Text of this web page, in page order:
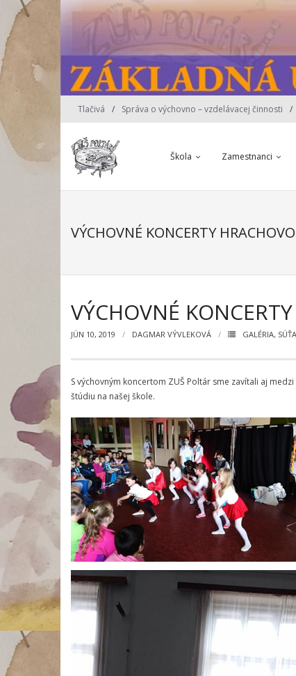
Tlačivá Správa o výchovno – vzdelávacej činnosti
Škola Zamestnanci
VÝCHOVNÉ KONCERTY
VÝCHOVNÉ
JÚN 10, 2019 DAGMAR VÝVLEKOVÁ GALÉRIA,
S výchovným koncertom ZUŠ Poltár sme zavítali aj
štúdiu na našej škole.